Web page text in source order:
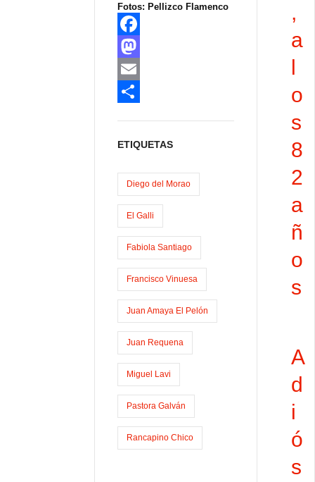
Fotos: Pellizco Flamenco
F
a
c
k
M
a
o
n
E
a
r
i
r
ETIQUETAS
Diego del Morao
El Galli
Fabiola Santiago
Francisco Vinuesa
Juan Amaya El Pelón
Juan Requena
Miguel Lavi
Pastora Galván
Rancapino Chico
,
a
l
o
s
8
2
a
ñ
o
s
A
d
i
ó
s